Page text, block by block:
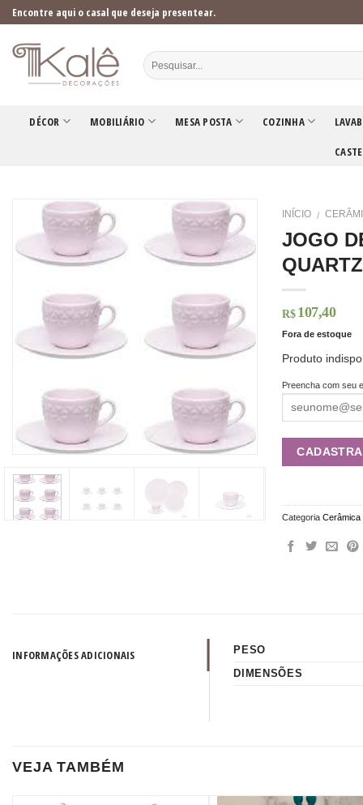
Skip
to
content
Encontre aqui o casal que deseja presentear.
DÉCOR MOBILIÁRIO MESA POSTA COZINHA
INÍCIO /
JOGO
R$ 107,40
Fora de estoque
Produto
Preencha com seu
CategoriaCerâmica
INFORMAÇÕES ADICIONAIS
PESO
DIMENSÕES
VEJA TAMBÉM